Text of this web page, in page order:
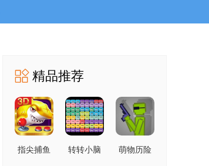
精品推荐
指尖捕鱼
转转小脑
萌物历险